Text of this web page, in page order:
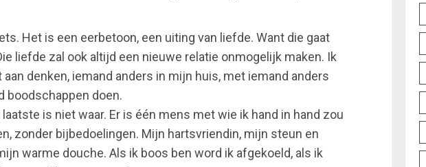
Het is een eerbetoon, een uiting van liefde. Want die gaat
liefde zal ook altijd een nieuwe relatie onmogelijk maken. Ik
aan denken, iemand anders in mijn huis, met iemand anders
boodschappen doen.
is niet waar. Er is één mens met wie ik hand in hand zou
zonder bijbedoelingen. Mijn hartsvriendin, mijn steun en
warme douche. Als ik boos ben word ik afgekoeld, als ik